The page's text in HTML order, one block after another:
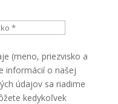
(meno, priezvisko a
informácií o našej
údajov sa riadime
kedykoľvek